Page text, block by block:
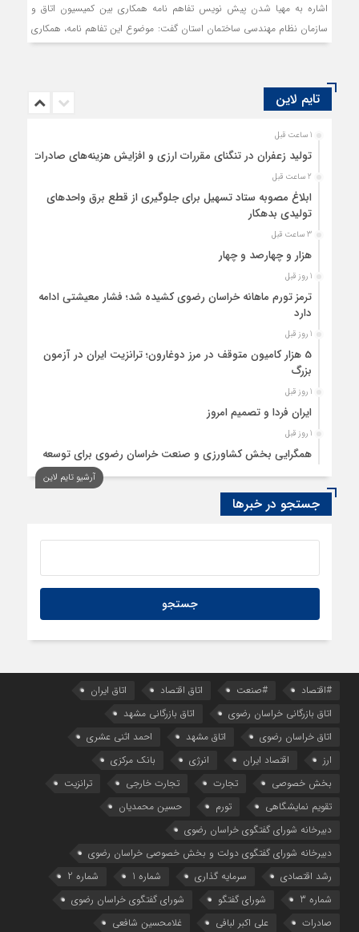
اشاره به مهیا شدن پیش نویس تفاهم نامه همکاری بین کمیسیون اتاق و
سازمان نظام مهندسی ساختمان استان گفت: موضوع این تفاهم نامه، همکاری
مابین اتاق و سازمان است.
تایم لاین
1 ساعت قبل
تولید زعفران در تنگنای مقررات ارزی و افزایش هزینه‌های صادرات
2 ساعت قبل
ابلاغ مصوبه ستاد تسهیل برای جلوگیری از قطع برق واحدهای
تولیدی بدهکار
3 ساعت قبل
هزار و چهارصد و چهار
1 روز قبل
ترمز تورم ماهانه خراسان رضوی کشیده شد؛ فشار معیشتی ادامه
دارد
1 روز قبل
5 هزار کامیون متوقف در مرز دوغارون؛ ترانزیت ایران در آزمون
بزرگ
1 روز قبل
ایران فردا و تصمیم امروز
1 روز قبل
همگرایی بخش کشاورزی و صنعت خراسان رضوی برای توسعه
1 روز قبل
ردیابی دلارهای صادراتی
1 روز قبل
راهنمای نحوه شرکت در مناقصات کالا و تدارکات عمومی قزاقستان
آرشیو تایم لاین
جستجو در خبرها
#اقتصاد #صنعت اتاق اقتصاد
اتاق ایران
اتاق بازرگانی خراسان رضوی
اتاق بازرگانی مشهد
اتاق خراسان رضوی
اتاق مشهد
احمد اثنی عشری
ارز
اقتصاد ایران انرژی
بانک مرکزی
بخش خصوصی
تجارت تجارت خارجی
ترانزیت
تقویم نمایشگاهی
تورم
حسین محمدیان
دبیرخانه شورای گفتگوی خراسان رضوی
دبیرخانه شورای گفتگوی دولت و بخش خصوصی خراسان رضوی
رشد اقتصادی
سرمایه گذاری شماره 1
شماره 2
شماره 3
شورای گفتگو
شورای گفتگوی خراسان رضوی
صادرات
علی اکبر لبافی غلامحسین شافعی